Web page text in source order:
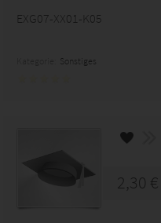
EXG07-XX01-K05
Sonstiges
2,30 €